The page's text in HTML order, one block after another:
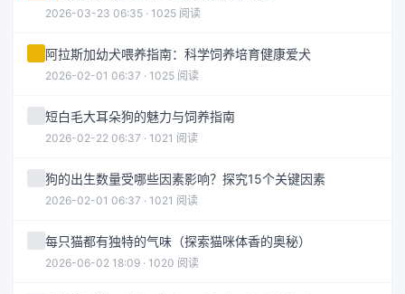
2026-03-23 06:35 · 1025 阅读
阿拉斯加幼犬喂养指南：科学饲养培育健康爱犬
2026-02-01 06:37 · 1025 阅读
短白毛大耳朵狗的魅力与饲养指南
2026-02-22 06:37 · 1021 阅读
狗的出生数量受哪些因素影响？探究15个关键因素
2026-02-01 06:37 · 1021 阅读
每只猫都有独特的气味（探索猫咪体香的奥秘）
2026-06-02 18:09 · 1020 阅读